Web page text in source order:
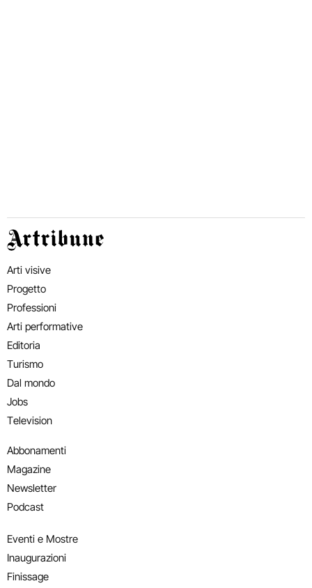
Artribune
Arti visive
Progetto
Professioni
Arti performative
Editoria
Turismo
Dal mondo
Jobs
Television
Abbonamenti
Magazine
Newsletter
Podcast
Eventi e Mostre
Inaugurazioni
Finissage